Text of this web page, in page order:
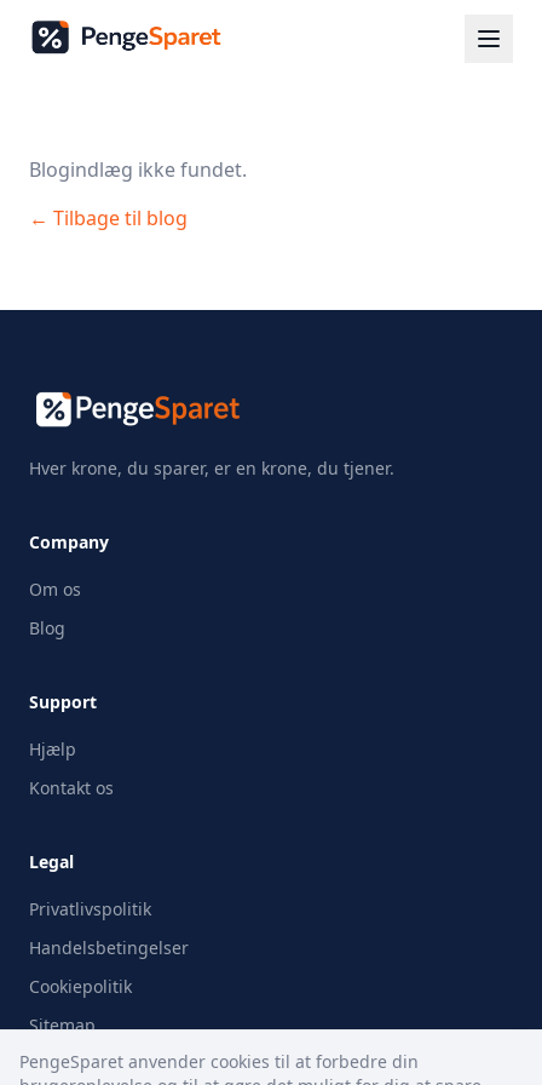
Blogindlæg ikke fundet.
← Tilbage til blog
Hver krone, du sparer, er en krone, du tjener.
Company
Om os
Blog
Support
Hjælp
Kontakt os
Legal
Privatlivspolitik
Handelsbetingelser
Cookiepolitik
Sitemap
PengeSparet anvender cookies til at forbedre din